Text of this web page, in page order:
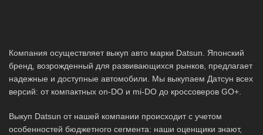
Компания осуществляет выкуп авто марки Datsun. Японский
бренд, возрожденный для развивающихся рынков, предлагает
надежные и доступные автомобили. Мы выкупаем Датсун всех
версий: от компактных on-DO и mi-DO до кроссоверов GO+.
Выкуп Datsun от нашей компании происходит с учетом
особенностей бюджетного сегмента: наши оценщики знают,